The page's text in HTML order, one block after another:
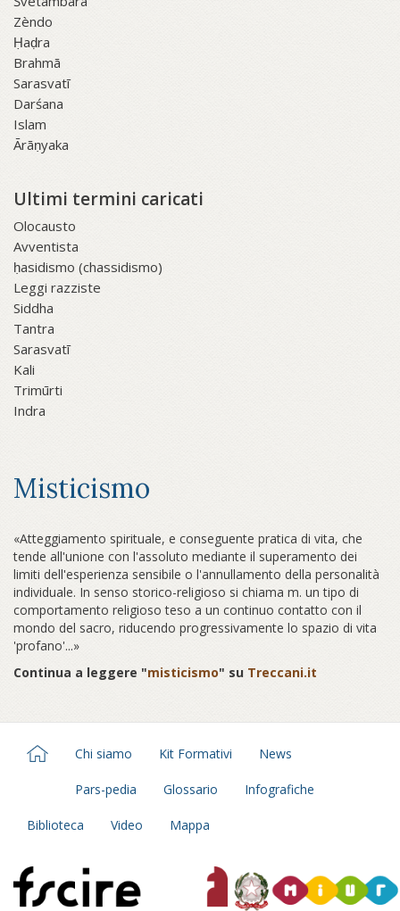
Zèndo
Ḥaḍra
Brahmā
Sarasvatī
Darśana
Islam
Ārāṇyaka
Ultimi termini caricati
Olocausto
Avventista
ḥasidismo (chassidismo)
Leggi razziste
Siddha
Tantra
Sarasvatī
Kali
Trimūrti
Indra
Misticismo
«Atteggiamento spirituale, e conseguente pratica di vita, che
tende all'unione con l'assoluto mediante il superamento dei
limiti dell'esperienza sensibile o l'annullamento della personalità
individuale. In senso storico-religioso si chiama m. un tipo di
comportamento religioso teso a un continuo contatto con il
mondo del sacro, riducendo progressivamente lo spazio di vita
'profano'...»
Continua a leggere "misticismo" su Treccani.it
Chi siamo Kit Formativi News
Pars-pedia Glossario Infografiche
Biblioteca Video Mappa